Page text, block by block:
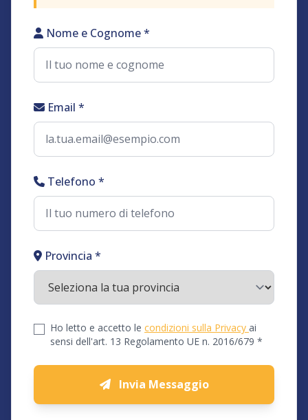
Nome e Cognome *
Email *
Telefono *
Provincia *
Ho letto e accetto le condizioni sulla Privacy ai
sensi dell'art. 13 Regolamento UE n. 2016/679 *
Invia Messaggio